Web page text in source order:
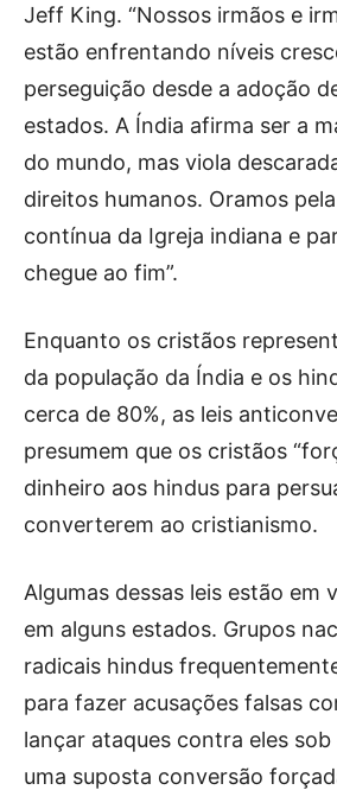
Jeff King. “Nossos irmãos e
estão enfrentando níveis
perseguição desde a adoção
estados. A Índia afirma ser a
do mundo, mas viola
direitos humanos. Oramos
contínua da Igreja indiana e
chegue ao fim”.
Enquanto os cristãos
da população da Índia e os
cerca de 80%, as leis
presumem que os cristãos
dinheiro aos hindus para
converterem ao cristianismo.
Algumas dessas leis estão em
em alguns estados. Grupos
radicais hindus
para fazer acusações falsas
lançar ataques contra eles
uma suposta conversão